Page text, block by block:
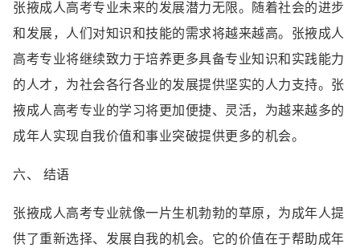
张掖成人高考专业未来的发展潜力无限。随着社会的进步
和发展，人们对知识和技能的需求将越来越高。张掖成人
高考专业将继续致力于培养更多具备专业知识和实践能力
的人才，为社会各行各业的发展提供坚实的人力支持。张
掖成人高考专业的学习将更加便捷、灵活，为越来越多的
成年人实现自我价值和事业突破提供更多的机会。
六、 结语
张掖成人高考专业就像一片生机勃勃的草原，为成年人提
供了重新选择、发展自我的机会。它的价值在于帮助成年